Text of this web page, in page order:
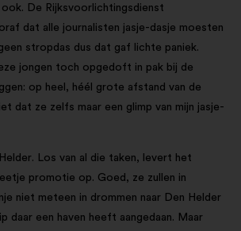
De Rijksvoorlichtingsdienst
dat alle journalisten jasje-dasje moesten
stropdas dus dat gaf lichte paniek.
jongen toch opgedoft in pak bij de
op heel, héél grote afstand van de
dat ze zelfs maar een glimp van mijn jasje-
Los van al die taken, levert het
promotie op. Goed, ze zullen in
niet meteen in drommen naar Den Helder
daar een haven heeft aangedaan. Maar